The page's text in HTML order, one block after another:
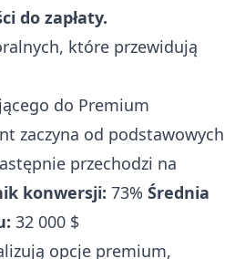
do zapłaty.
które przewidują
do Premium
zaczyna od podstawowych
przechodzi na
konwersji: 73% Średnia
32 000 $
opcje premium,